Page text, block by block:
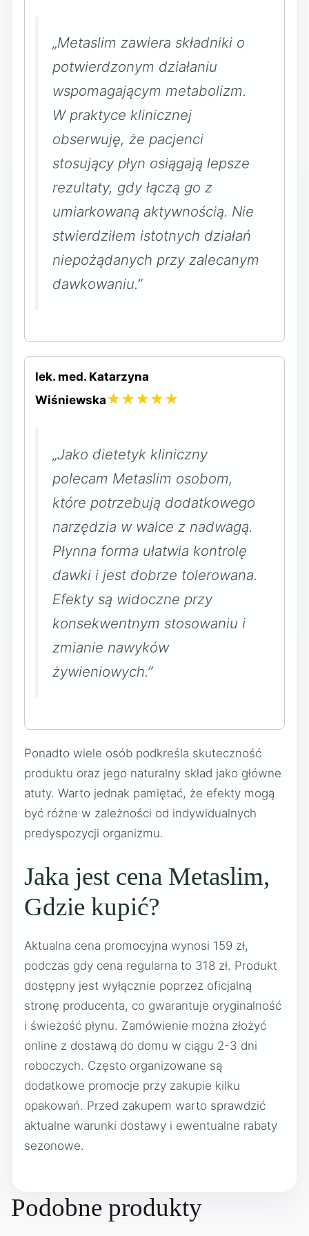
„Metaslim zawiera składniki o
potwierdzonym działaniu
wspomagającym metabolizm.
W praktyce klinicznej
obserwuję, że pacjenci
stosujący płyn osiągają lepsze
rezultaty, gdy łączą go z
umiarkowaną aktywnością. Nie
stwierdziłem istotnych działań
niepożądanych przy zalecanym
dawkowaniu.”
lek. med. Katarzyna
Wiśniewska★★★★★
„Jako dietetyk kliniczny
polecam Metaslim osobom,
które potrzebują dodatkowego
narzędzia w walce z nadwagą.
Płynna forma ułatwia kontrolę
dawki i jest dobrze tolerowana.
Efekty są widoczne przy
konsekwentnym stosowaniu i
zmianie nawyków
żywieniowych.”
Ponadto wiele osób podkreśla skuteczność
produktu oraz jego naturalny skład jako główne
atuty. Warto jednak pamiętać, że efekty mogą
być różne w zależności od indywidualnych
predyspozycji organizmu.
Jaka jest cena Metaslim,
Gdzie kupić?
Aktualna cena promocyjna wynosi 159 zł,
podczas gdy cena regularna to 318 zł. Produkt
dostępny jest wyłącznie poprzez oficjalną
stronę producenta, co gwarantuje oryginalność
i świeżość płynu. Zamówienie można złożyć
online z dostawą do domu w ciągu 2-3 dni
roboczych. Często organizowane są
dodatkowe promocje przy zakupie kilku
opakowań. Przed zakupem warto sprawdzić
aktualne warunki dostawy i ewentualne rabaty
sezonowe.
Podobne produkty